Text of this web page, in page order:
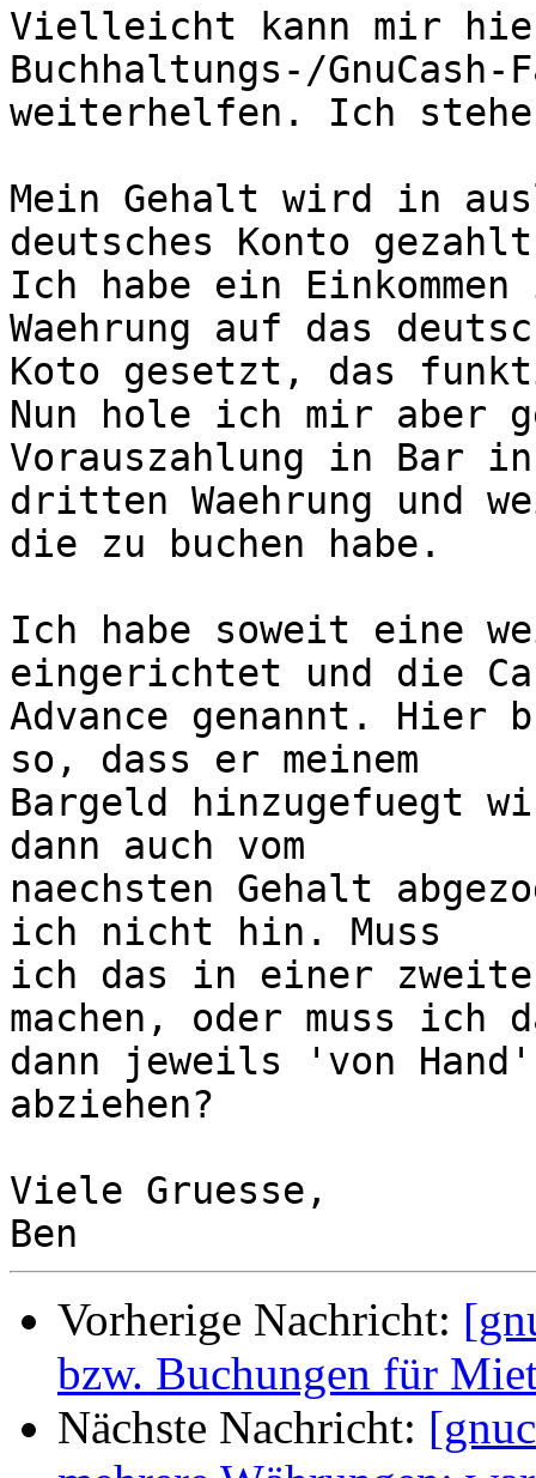
Vielleicht kann mir
Buchhaltungs-/
weiterhelfen. Ich
Mein Gehalt wird in
deutsches Konto
Ich habe ein
Waehrung auf das
Koto gesetzt, das
Nun hole ich mir aber
Vorauszahlung in Bar
dritten Waehrung und
die zu buchen habe.
Ich habe soweit eine
eingerichtet und die
Advance genannt. Hier
so, dass er meinem
Bargeld hinzugefuegt
dann auch vom
naechsten Gehalt
ich nicht hin. Muss
ich das in einer
machen, oder muss ich
dann jeweils 'von
abziehen?
Viele Gruesse,
Vorherige Nachricht:
bzw. Buchungen für
Nächste Nachricht: